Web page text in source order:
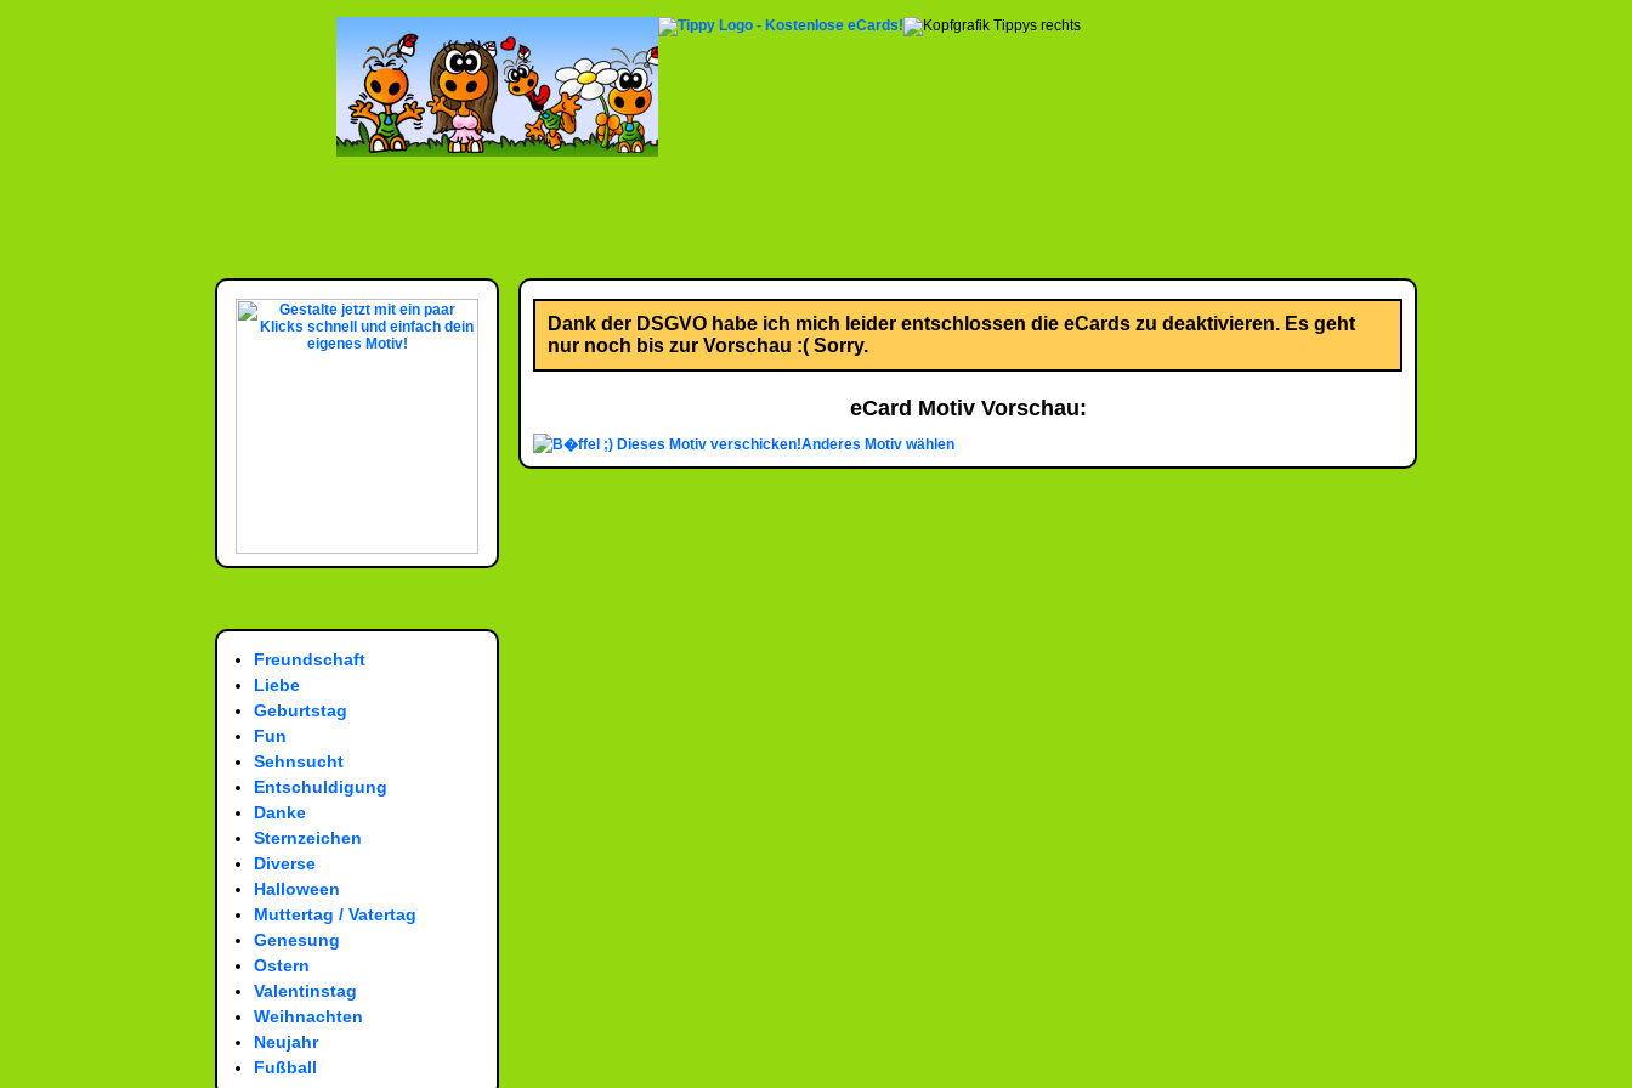
Freundschaft
Liebe
Geburtstag
Fun
Sehnsucht
Entschuldigung
Danke
Sternzeichen
Diverse
Halloween
Muttertag / Vatertag
Genesung
Ostern
Valentinstag
Weihnachten
Neujahr
Fußball
Dank der DSGVO habe ich mich leider entschlossen die eCards zu deaktivieren. Es geht
nur noch bis zur Vorschau :( Sorry.
eCard Motiv Vorschau:
Dieses Motiv verschicken!Anderes Motiv wählen